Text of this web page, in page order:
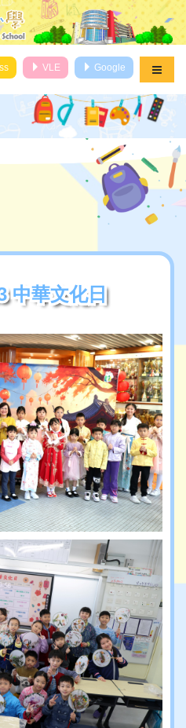
VLE Google
中華文化日
中華文化日